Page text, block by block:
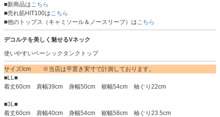
■新商品はこちら
■売れ筋HIT100はこちら
■他のトップス（キャミソール＆ノースリーブ）はこちら
デコルテを美しく魅せるVネック
使いやすいベーシックタンクトップ
サイズ/cm ※当店は平置き実寸で計測しております。
■LL■
着丈60cm 肩幅39cm 身幅50cm 裾幅54cm 袖ぐり22cm
■3L■
着丈60cm 肩幅40cm 身幅54cm 裾幅58cm 袖ぐり23.5cm